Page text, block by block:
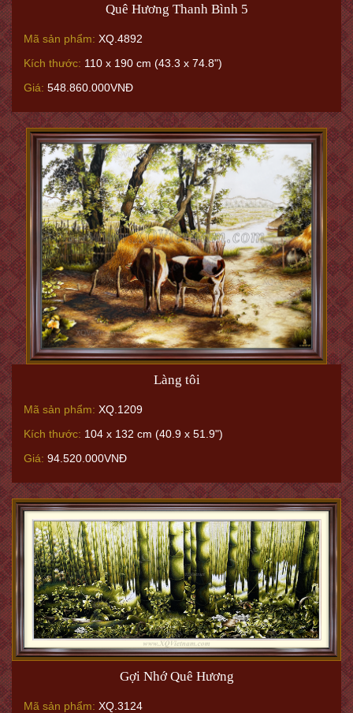
Quê Hương Thanh Bình 5
Mã sản phẩm: XQ.4892
Kích thước: 110 x 190 cm (43.3 x 74.8")
Giá: 548.860.000VNĐ
Làng tôi
Mã sản phẩm: XQ.1209
Kích thước: 104 x 132 cm (40.9 x 51.9")
Giá: 94.520.000VNĐ
Gợi Nhớ Quê Hương
Mã sản phẩm: XQ.3124